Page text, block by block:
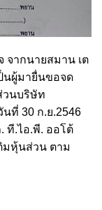
จากนายสมาน เต
นผู้มายื่นขอจด
วนบริษัท
ที่ 30 ก.ย.2546
ที.ไอ.พี. ออโต้
มหุ้นส่วน ตาม